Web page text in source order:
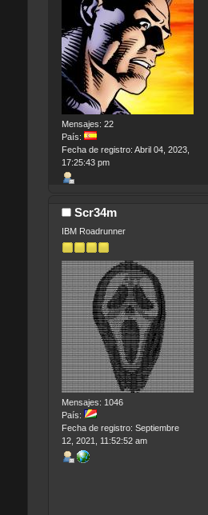
Mensajes: 22
País:
Fecha de registro: Abril 04, 2023,
17:25:43 pm
Scr34m
IBM Roadrunner
Mensajes: 1046
País:
Fecha de registro: Septiembre
12, 2021, 11:52:52 am